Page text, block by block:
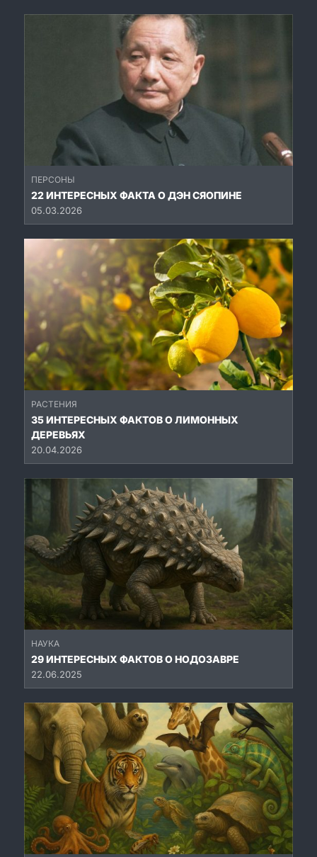
ПЕРСОНЫ
22 ИНТЕРЕСНЫХ ФАКТА О ДЭН СЯОПИНЕ
05.03.2026
РАСТЕНИЯ
35 ИНТЕРЕСНЫХ ФАКТОВ О ЛИМОННЫХ
ДЕРЕВЬЯХ
20.04.2026
НАУКА
29 ИНТЕРЕСНЫХ ФАКТОВ О НОДОЗАВРЕ
22.06.2025